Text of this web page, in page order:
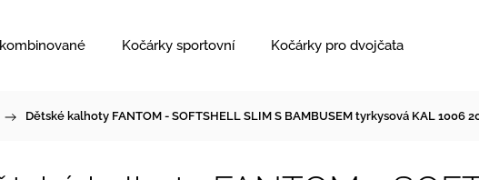
Kočárky sportovní Kočárky pro dvojčata
/ Dětské kalhoty FANTOM - SOFTSHELL SLIM S BAMBUSEM tyrkysová KAL 1006